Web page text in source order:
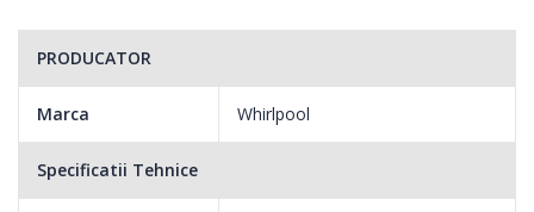
PRODUCATOR
Marca Whirlpool
Specificatii Tehnice